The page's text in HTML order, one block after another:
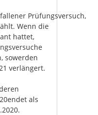
Prüfungsversuch,
Wenn die
hattet,
sowerden
verlängert.
als